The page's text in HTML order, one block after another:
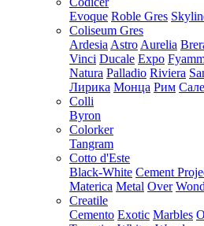
Evoque Roble Gres
Coliseum Gres
Ardesia Astro Aurelia
Vinci Ducale Expo
Natura Palladio Riviera
Лирика Монца Рим
Colli
Byron
Colorker
Tangram
Cotto d'Este
Black-White Cement
Materica Metal Over
Creatile
Cemento Exotic Marbles